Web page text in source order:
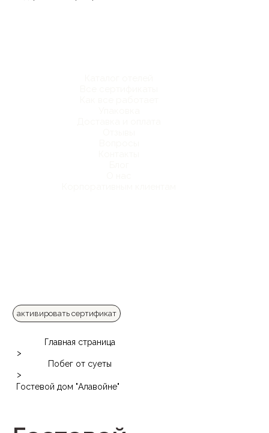
активировать сертификат
Главная страница
>
Побег от суеты
>
Гостевой дом "Алавойне"